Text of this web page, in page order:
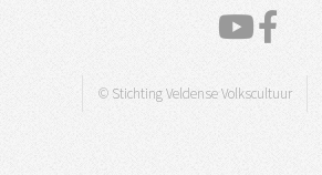
© Stichting Veldense Volkscultuur